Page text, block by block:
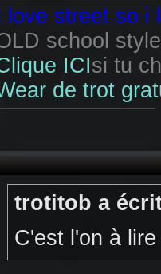
love street so i
school
ICIsi tu
de trot
trotitob a
C'est l'on à